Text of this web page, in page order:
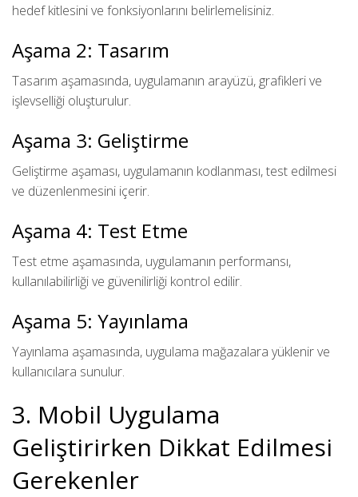
hedef kitlesini ve fonksiyonlarını belirlemelisiniz.
Aşama 2: Tasarım
Tasarım aşamasında, uygulamanın arayüzü, grafikleri ve
işlevselliği oluşturulur.
Aşama 3: Geliştirme
Geliştirme aşaması, uygulamanın kodlanması, test edilmesi
ve düzenlenmesini içerir.
Aşama 4: Test Etme
Test etme aşamasında, uygulamanın performansı,
kullanılabilirliği ve güvenilirliği kontrol edilir.
Aşama 5: Yayınlama
Yayınlama aşamasında, uygulama mağazalara yüklenir ve
kullanıcılara sunulur.
3. Mobil Uygulama
Geliştirirken Dikkat Edilmesi
Gerekenler